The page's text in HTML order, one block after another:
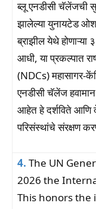
ब्लू एनडीसी चॅलेंजची
झालेल्या युनायटेड
ब्राझील येथे होणाऱ्या
आधी, या प्रकल्पात
(NDCs) महासागर-
एनडीसी चॅलेंज हवामान
आहेत हे दर्शविते आणि
परिसंस्थांचे संरक्षण
4. The UN
2026 the
This honors